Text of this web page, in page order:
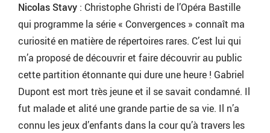
Nicolas Stavy : Christophe Ghristi de l’Opéra Bastille
qui programme la série « Convergences » connaît ma
curiosité en matière de répertoires rares. C’est lui qui
m’a proposé de découvrir et faire découvrir au public
cette partition étonnante qui dure une heure ! Gabriel
Dupont est mort très jeune et il se savait condamné. Il
fut malade et alité une grande partie de sa vie. Il n’a
connu les jeux d’enfants dans la cour qu’à travers les